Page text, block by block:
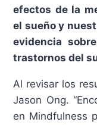
efectos de la
el sueño y
evidencia
trastornos del
Al revisar los
Jason Ong.
en Mindfulness